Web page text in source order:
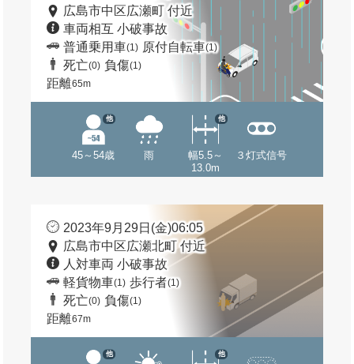
広島市中区広瀬町 付近
車両相互 小破事故
普通乗用車(1) 原付自転車(1)
死亡(0) 負傷(1)
距離65m
45～54歳
他
雨
幅5.5～
13.0m
他
３灯式信号
2023年9月29日(金)06:05
広島市中区広瀬北町 付近
人対車両 小破事故
軽貨物車(1) 歩行者(1)
死亡(0) 負傷(1)
距離67m
他 他